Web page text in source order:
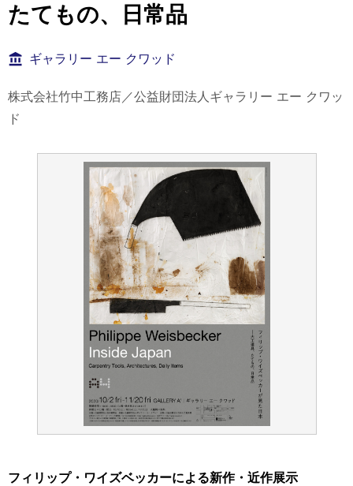
たてもの、日常品
ギャラリー エー クワッド
株式会社竹中工務店／公益財団法人ギャラリー エー クワッ
ド
フィリップ・ワイズベッカーによる新作・近作展示